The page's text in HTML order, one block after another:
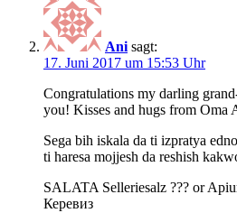
Ani sagt:
17. Juni 2017 um 15:53 Uhr
Congratulations my darling
you! Kisses and hugs from Oma
Sega bih iskala da ti izpratya
ti haresa mojjesh da reshish
SALATA Selleriesalz ??? оr
Керевиз